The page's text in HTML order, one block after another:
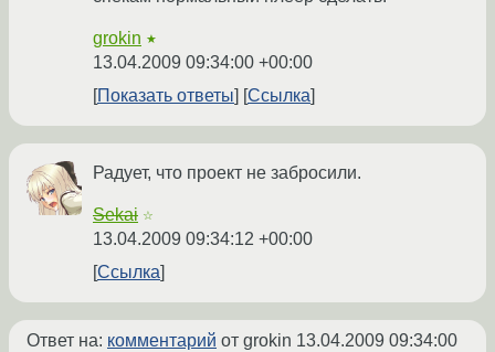
grokin ★
13.04.2009 09:34:00 +00:00
Показать ответы
Ссылка
Радует, что проект не забросили.
Sekai ☆
13.04.2009 09:34:12 +00:00
Ссылка
Ответ на: комментарий от grokin 13.04.2009 09:34:00